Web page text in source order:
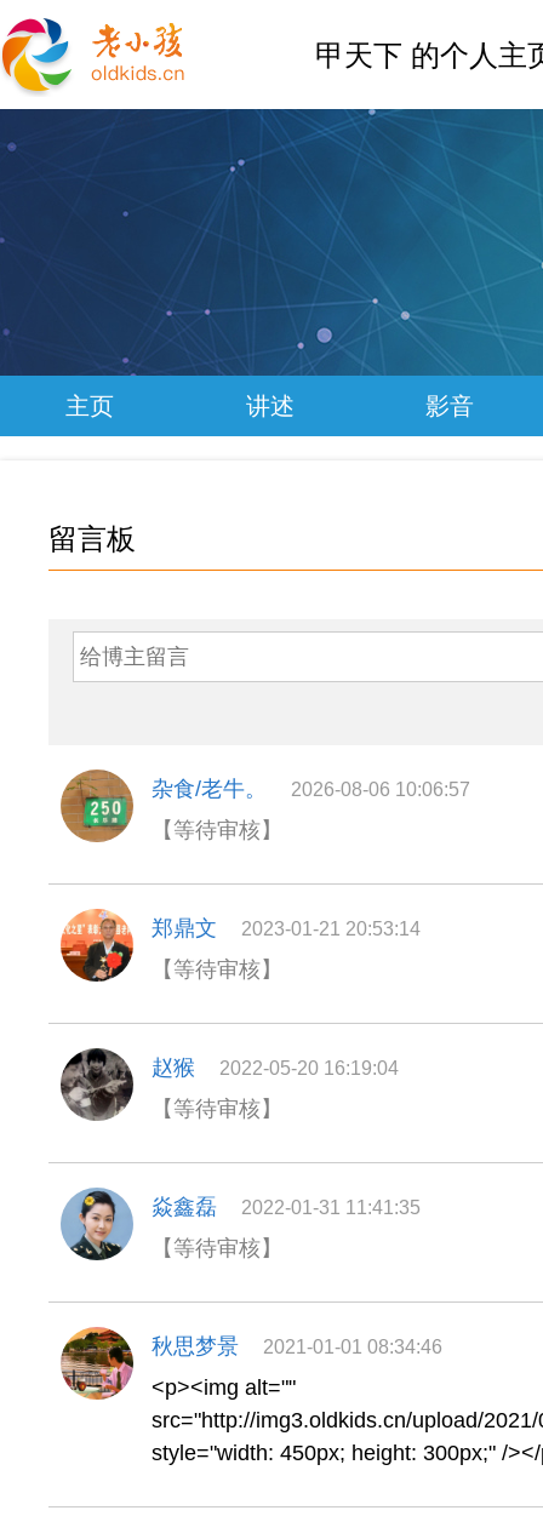
甲天下 的个人主
主页 讲述 影音
留言板
杂食/老牛。 2026-08-06 10:06:57
【等待审核】
郑鼎文 2023-01-21 20:53:14
【等待审核】
赵猴 2022-05-20 16:19:04
【等待审核】
焱鑫磊 2022-01-31 11:41:35
【等待审核】
秋思梦景 2021-01-01 08:34:46
<p><img alt=""
src="http://img3.oldkids.cn/upload/
style="width: 450px; height: 300px;" /